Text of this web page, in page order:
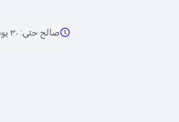
صالح حتى: ٣٠ يونيو ٢٠٢٦